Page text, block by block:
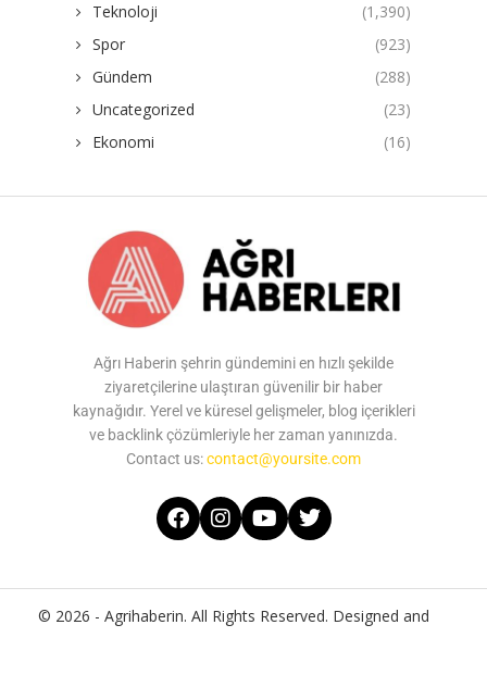
Teknoloji
(1,390)
Spor
(923)
Gündem
(288)
Uncategorized
(23)
Ekonomi
(16)
Ağrı Haberin şehrin gündemini en hızlı şekilde
ziyaretçilerine ulaştıran güvenilir bir haber
kaynağıdır. Yerel ve küresel gelişmeler, blog içerikleri
ve backlink çözümleriyle her zaman yanınızda.
Contact us:contact@yoursite.com
© 2026 - Agrihaberin. All Rights Reserved. Designed and